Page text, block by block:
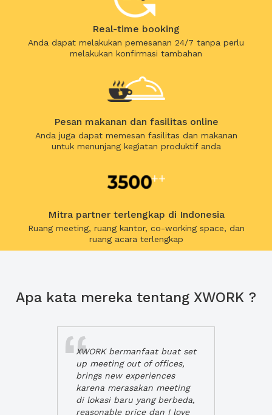
Real-time booking
Anda dapat melakukan pemesanan 24/7 tanpa perlu
melakukan konfirmasi tambahan
Pesan makanan dan fasilitas online
Anda juga dapat memesan fasilitas dan makanan
untuk menunjang kegiatan produktif anda
Mitra partner terlengkap di Indonesia
Ruang meeting, ruang kantor, co-working space, dan
ruang acara terlengkap
Apa kata mereka tentang XWORK ?
XWORK bermanfaat buat set
up meeting out of offices,
brings new experiences
karena merasakan meeting
di lokasi baru yang berbeda,
reasonable price dan I love